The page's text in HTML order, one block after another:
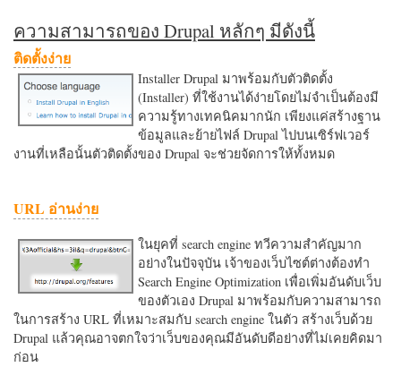
ความสามารถของ Drupal หลักๆ มีดังนี้
ติดตั้งง่าย
Installer Drupal มาพร้อมกับตัวติดตั้ง
(Installer) ที่ใช้งานได้ง่ายโดยไม่จำเป็นต้องมี
ความรู้ทางเทคนิคมากนัก เพียงแค่สร้างฐาน
ข้อมูลและย้ายไฟล์ Drupal ไปบนเซิร์ฟเวอร์
งานที่เหลือนั้นตัวติดตั้งของ Drupal จะช่วยจัดการให้ทั้งหมด
URL อ่านง่าย
ในยุคที่ search engine ทวีความสำคัญมาก
อย่างในปัจจุบัน เจ้าของเว็บไซต์ต่างต้องทำ
Search Engine Optimization เพื่อเพิ่มอันดับเว็บ
ของตัวเอง Drupal มาพร้อมกับความสามารถ
ในการสร้าง URL ที่เหมาะสมกับ search engine ในตัว สร้างเว็บด้วย
Drupal แล้วคุณอาจตกใจว่าเว็บของคุณมีอันดับดีอย่างที่ไม่เคยคิดมา
ก่อน